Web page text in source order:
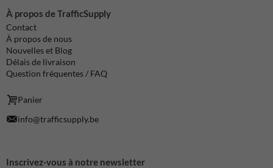
À propos de TrafficSupply
Contact
À propos de nous
Nouvelles et Blog
Délais de livraison
Question fréquentes / FAQ
Panier
info@trafficsupply.be
Inscrivez-vous à notre newsletter